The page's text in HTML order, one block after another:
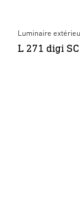
Luminaire
L 271 digi SC